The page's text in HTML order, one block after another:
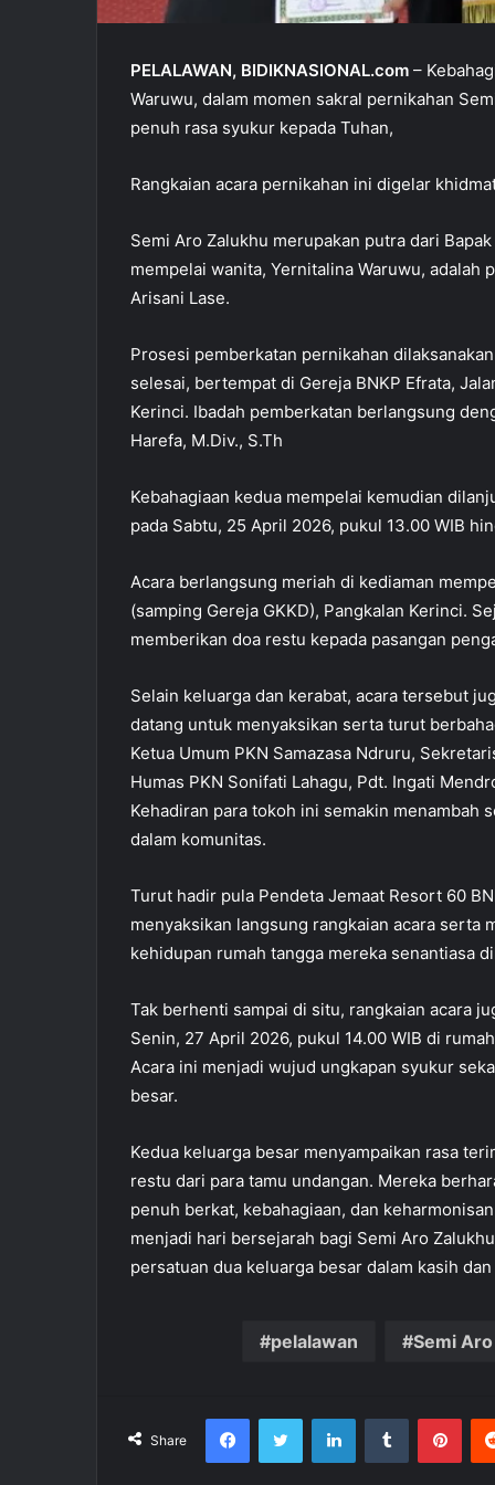
PELALAWAN, BIDIKNASIONAL.com –
Waruwu, dalam momen sakral pernikahan
penuh rasa syukur kepada Tuhan,
Rangkaian acara pernikahan ini digelar
Semi Aro Zalukhu merupakan putra dari
mempelai wanita, Yernitalina Waruwu, adalah
Arisani Lase.
Prosesi pemberkatan pernikahan
selesai, bertempat di Gereja BNKP Efrata,
Kerinci. Ibadah pemberkatan berlangsung
Harefa, M.Div., S.Th
Kebahagiaan kedua mempelai kemudian
pada Sabtu, 25 April 2026, pukul 13.00 WIB
Acara berlangsung meriah di kediaman
(samping Gereja GKKD), Pangkalan Kerinci.
memberikan doa restu kepada pasangan
Selain keluarga dan kerabat, acara tersebut
datang untuk menyaksikan serta turut
Ketua Umum PKN Samazasa Ndruru,
Humas PKN Sonifati Lahagu, Pdt. Ingati
Kehadiran para tokoh ini semakin menambah
dalam komunitas.
Turut hadir pula Pendeta Jemaat Resort 60
menyaksikan langsung rangkaian acara serta
kehidupan rumah tangga mereka senantiasa
Tak berhenti sampai di situ, rangkaian acara
Senin, 27 April 2026, pukul 14.00 WIB di
Acara ini menjadi wujud ungkapan syukur
besar.
Kedua keluarga besar menyampaikan rasa
restu dari para tamu undangan. Mereka
penuh berkat, kebahagiaan, dan
menjadi hari bersejarah bagi Semi Aro
persatuan dua keluarga besar dalam kasih
pelalawan Semi
Share